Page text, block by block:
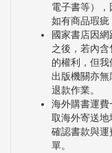
電子書等），
如有商品瑕疵
國家書店因
之後，若內
的權利，但
出版機關亦
退款作業。
海外購書運費
取海外寄送地
確認書款與
單。